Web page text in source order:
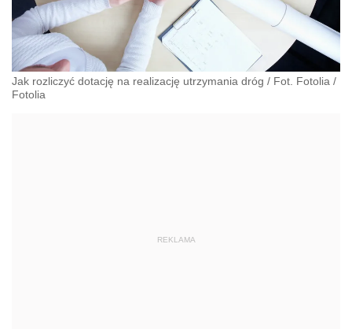
Jak rozliczyć dotację na realizację utrzymania dróg / Fot. Fotolia /
Fotolia